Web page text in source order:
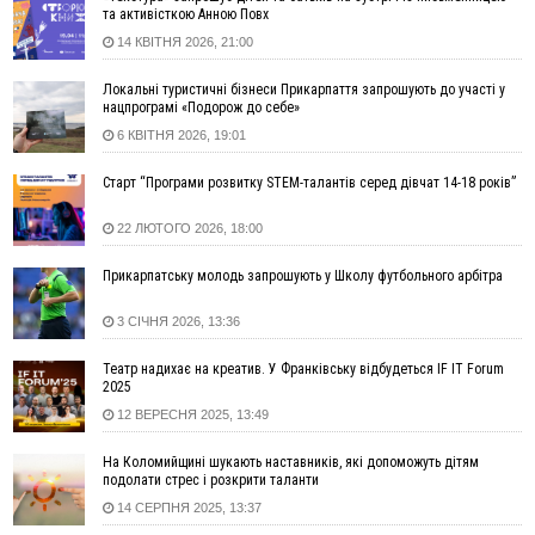
13:30
ФОТО На Надрічній тривають останні приготування до
нового руху
12:57
У Франківську зафіксували найбільшу спеку за всю історію
спостережень
12:24
Лікування наркоманії Київ: чому важливо розпочати
терапію якомога раніше
тисяч гривень у валюті, засудили до 5 років
11:50
Податкова передасть в Міноборони для "Оберегу" дані про
чоловіків 18–60 років
11:20
Водійка, яку на Сухомлинського побив інший керманич,
відмовилася від обвинувачення — справу закрили
10:45
У Франківську, Коломиї, Долині та Яремче 6 серпня
10:02
Змушував надсилати інтимні фото: на Прикарпатті
затримали підозрюваного у розбещенні малолітньої
09:22
АМКУ розпочав справу проти Гвіздецької селищної ради
через різні ставки земельного податку
08:54
Синоптики попереджають про значний дощ на Прикарпатті
до кінця п'ятниці
та активісткою Анною Повх
14 КВІТНЯ 2026, 21:00
Локальні туристичні бізнеси Прикарпаття запрошують до участі у
нацпрограмі «Подорож до себе»
6 КВІТНЯ 2026, 19:01
Старт “Програми розвитку STEM-талантів серед дівчат 14-18 років”
22 ЛЮТОГО 2026, 18:00
Прикарпатську молодь запрошують у Школу футбольного арбітра
3 СІЧНЯ 2026, 13:36
Театр надихає на креатив. У Франківську відбудеться IF IT Forum
2025
12 ВЕРЕСНЯ 2025, 13:49
На Коломийщині шукають наставників, які допоможуть дітям
подолати стрес і розкрити таланти
14 СЕРПНЯ 2025, 13:37